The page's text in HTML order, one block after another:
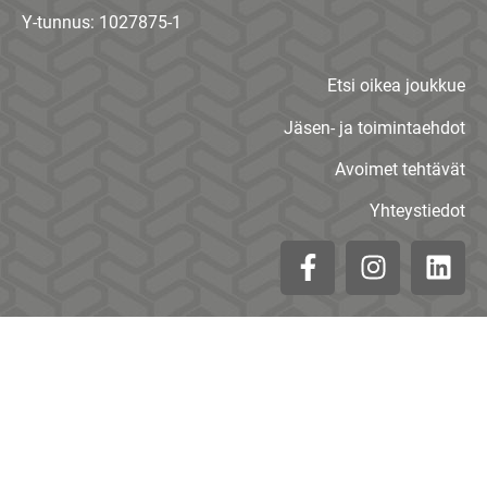
Y-tunnus: 1027875-1
Etsi oikea joukkue
Jäsen- ja toimintaehdot
Avoimet tehtävät
Yhteystiedot